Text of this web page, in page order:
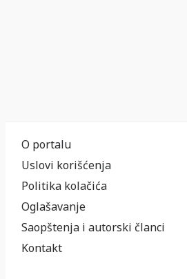
O portalu
Uslovi korišćenja
Politika kolačića
Oglašavanje
Saopštenja i autorski članci
Kontakt